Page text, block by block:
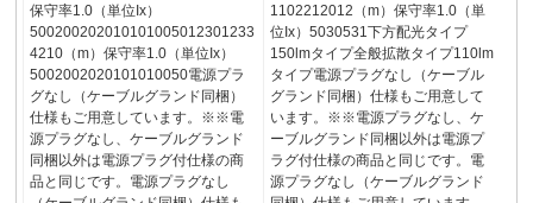
保守率1.0（単位Ix）
500200202010101005012301233
4210（m）保守率1.0（単位Ix）
5002002020101010050電源プラ
グなし（ケーブルグランド同梱）
仕様もご用意しています。※※電
源プラグなし、ケーブルグランド
同梱以外は電源プラグ付仕様の商
品と同じです。電源プラグなし
1102212012（m）保守率1.0（単
位Ix）5030531下方配光タイプ
150lmタイプ全般拡散タイプ110lm
タイプ電源プラグなし（ケーブル
グランド同梱）仕様もご用意して
います。※※電源プラグなし、ケ
ーブルグランド同梱以外は電源プ
ラグ付仕様の商品と同じです。電
源プラグなし（ケーブルグランド